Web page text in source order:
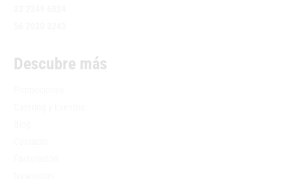
Descubre más